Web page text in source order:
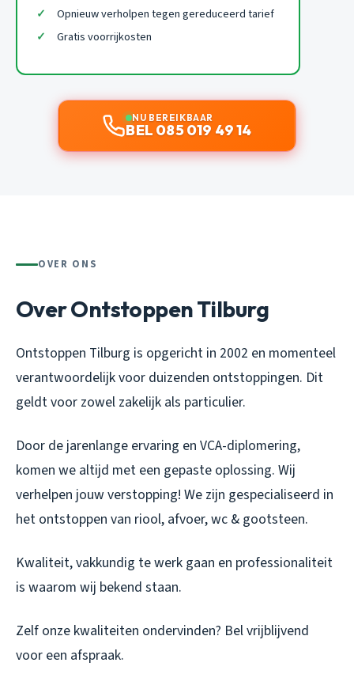
Opnieuw verholpen tegen gereduceerd tarief
Gratis voorrijkosten
NU BEREIKBAAR
BEL 085 019 49 14
OVER ONS
Over Ontstoppen Tilburg
Ontstoppen Tilburg is opgericht in 2002 en momenteel
verantwoordelijk voor duizenden ontstoppingen. Dit
geldt voor zowel zakelijk als particulier.
Door de jarenlange ervaring en VCA-diplomering,
komen we altijd met een gepaste oplossing. Wij
verhelpen jouw verstopping! We zijn gespecialiseerd in
het ontstoppen van riool, afvoer, wc & gootsteen.
Kwaliteit, vakkundig te werk gaan en professionaliteit
is waarom wij bekend staan.
Zelf onze kwaliteiten ondervinden? Bel vrijblijvend
voor een afspraak.